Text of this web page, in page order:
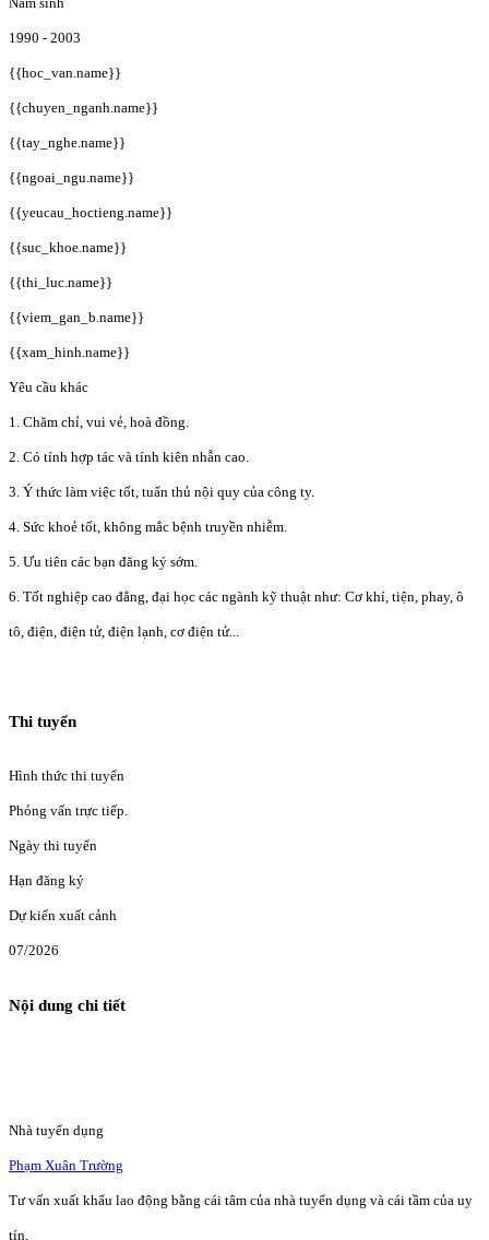
1990 - 2003
{{hoc_van.name}}
{{chuyen_nganh.name}}
{{tay_nghe.name}}
{{ngoai_ngu.name}}
{{yeucau_hoctieng.name}}
{{suc_khoe.name}}
{{thi_luc.name}}
{{viem_gan_b.name}}
{{xam_hinh.name}}
Yêu cầu khác
1. Chăm chỉ, vui vẻ, hoà đồng.
2. Có tính hợp tác và tính kiên nhẫn cao.
3. Ý thức làm việc tốt, tuẩn thủ nội quy của công ty.
4. Sức khoẻ tốt, không mắc bệnh truyền nhiễm.
5. Ưu tiên các bạn đăng ký sớm.
6. Tốt nghiệp cao đẳng, đại học các ngành kỹ thuật như: Cơ khí, tiện, phay, ô
tô, điện, điện tử, điện lạnh, cơ điện tử...
Thi tuyển
Hình thức thi tuyển
Phỏng vấn trực tiếp.
Ngày thi tuyển
Hạn đăng ký
Dự kiến xuất cảnh
07/2026
Nội dung chi tiết
Nhà tuyển dụng
Phạm Xuân Trường
Tư vấn xuất khẩu lao động bằng cái tâm của nhà tuyển dụng và cái tầm của uy
tín.